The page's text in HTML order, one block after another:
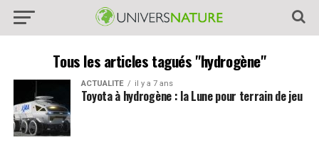
Tous les articles tagués "hydrogène"
ACTUALITE il y a 7 ans
Toyota à hydrogène : la Lune pour terrain de jeu